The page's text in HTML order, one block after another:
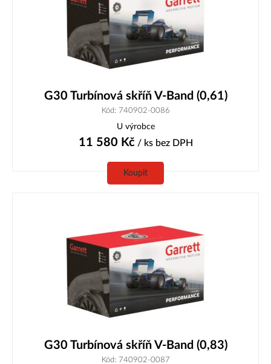
G30 Turbínová skříň V-Band (0,61)
Kód: 740902-0086
U výrobce
11 580 Kč/ ks bez DPH
Koupit
G30 Turbínová skříň V-Band (0,83)
Kód: 740902-0087